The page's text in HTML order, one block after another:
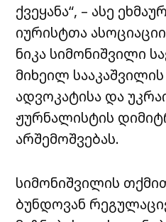
ქვეყანა“, – ასე
იურისტთა
ნიკა სიმონიშვილი
მიხეილ
ადვოკატისა და
ჟურნალისტის
არშემოშვებას.
სიმონიშვილის
ბუნდოვან